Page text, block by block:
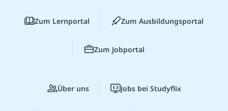
Zum Lernportal Zum Ausbildungsportal
Zum Jobportal
Über uns Jobs bei Studyflix